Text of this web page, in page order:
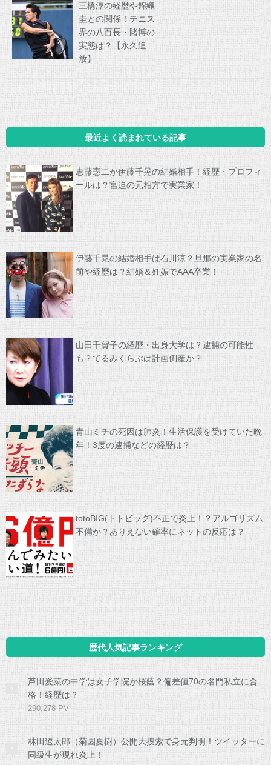
三橋淳の経歴や錦織
圭との関係！テニス
界の八百長・賭博の
実態は？【永久追
放】
最近よく読まれている記事
恵藤憲二が伊藤千晃の結婚相手！経歴・プロフィ
ールは？宮迫の元相方で実業家！
伊藤千晃の結婚相手は石川涼？旦那の実業家の名
前や経歴は？結婚＆妊娠でAAA卒業！
山田千賀子の経歴・出身大学は？逮捕の可能性
も？てるみくらぶは計画倒産か？
青山ミチの死因は肺炎！生活保護を受けていた晩
年！3度の逮捕などの経歴は？
totoBIG(トトビッグ)不正で炎上！？アルゴリズム
不備か？ありえない確率にネットの反応は？
歴代人気記事ランキング
芦田愛菜の中学は女子学院か桜蔭？偏差値70の名門私立に合
格！経歴は？
290,278 PV
林田遼太郎（菊園夏樹）公開大捜索で身元判明！ツイッターに
同級生が現れ炎上！